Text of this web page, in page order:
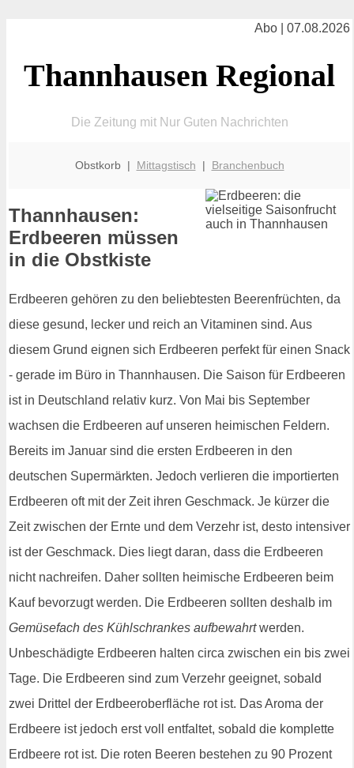
Abo | 07.08.2026
Thannhausen Regional
Die Zeitung mit Nur Guten Nachrichten
Obstkorb | Mittagstisch | Branchenbuch
Thannhausen:
Erdbeeren müssen
in die Obstkiste
Erdbeeren gehören zu den beliebtesten Beerenfrüchten, da
diese gesund, lecker und reich an Vitaminen sind. Aus
diesem Grund eignen sich Erdbeeren perfekt für einen Snack
- gerade im Büro in Thannhausen. Die Saison für Erdbeeren
ist in Deutschland relativ kurz. Von Mai bis September
wachsen die Erdbeeren auf unseren heimischen Feldern.
Bereits im Januar sind die ersten Erdbeeren in den
deutschen Supermärkten. Jedoch verlieren die importierten
Erdbeeren oft mit der Zeit ihren Geschmack. Je kürzer die
Zeit zwischen der Ernte und dem Verzehr ist, desto intensiver
ist der Geschmack. Dies liegt daran, dass die Erdbeeren
nicht nachreifen. Daher sollten heimische Erdbeeren beim
Kauf bevorzugt werden. Die Erdbeeren sollten deshalb im
Gemüsefach des Kühlschrankes aufbewahrtwerden.
Unbeschädigte Erdbeeren halten circa zwischen ein bis zwei
Tage. Die Erdbeeren sind zum Verzehr geeignet, sobald
zwei Drittel der Erdbeeroberfläche rot ist. Das Aroma der
Erdbeere ist jedoch erst voll entfaltet, sobald die komplette
Erdbeere rot ist. Die roten Beeren bestehen zu 90 Prozent